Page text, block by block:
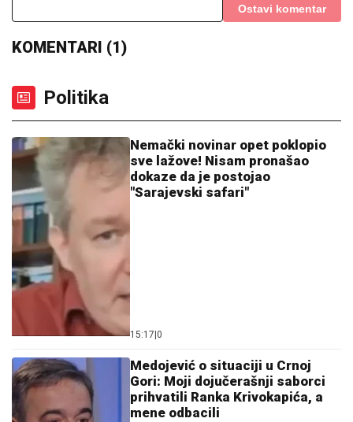
MOLOTOVLJEV KOKTEL BAČEN NA POZNATI
"IMALI SMO RASPRAVU"
progovorio o susretu sa Milicom u
ostao uz njih, ne treba da budemo
Kulići" (VIDEO)
(VIDEO) "PREPLAKALA SAM"
Bekvalac o najvećem strahu, dotakla
se i Dina Merlina: "Potpuno ga
razumem"